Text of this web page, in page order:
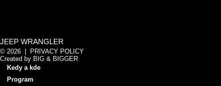
JEEP WRANGLER
© 2026 |
PRIVACY POLICY
Created by BIG & BIGGER
Kedy a kde
Program